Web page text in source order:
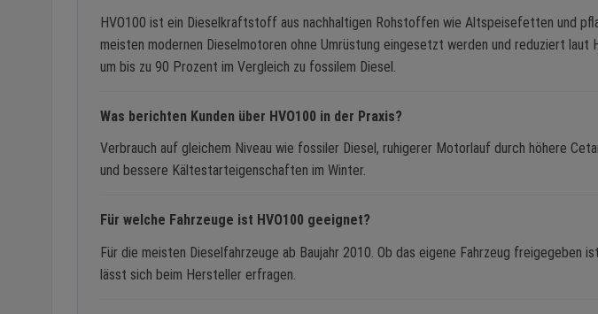
HVO100 ist ein Dieselkraftstoff aus nachhaltigen Rohstoffen wie Altspeisefetten und
meisten modernen Dieselmotoren ohne Umrüstung eingesetzt werden und reduziert laut
um bis zu 90 Prozent im Vergleich zu fossilem Diesel.
Was berichten Kunden über HVO100 in der Praxis?
Verbrauch auf gleichem Niveau wie fossiler Diesel, ruhigerer Motorlauf durch höhere
und bessere Kältestarteigenschaften im Winter.
Für welche Fahrzeuge ist HVO100 geeignet?
Für die meisten Dieselfahrzeuge ab Baujahr 2010. Ob das eigene Fahrzeug freigegeben
lässt sich beim Hersteller erfragen.